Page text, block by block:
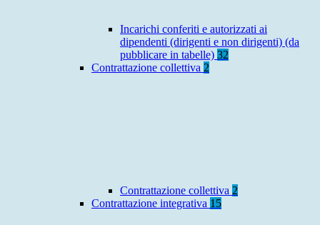
Incarichi conferiti e autorizzati ai
dipendenti (dirigenti e non dirigenti) (da
pubblicare in tabelle) 32
Contrattazione collettiva 2
Contrattazione collettiva 2
Contrattazione integrativa 15